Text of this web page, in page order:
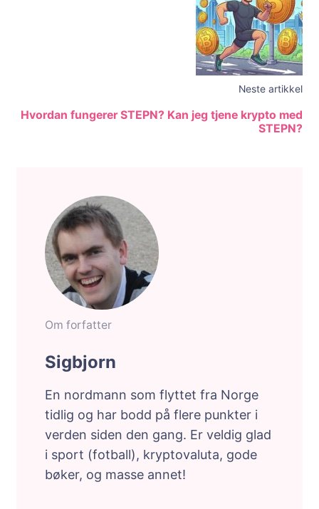
Neste artikkel
Hvordan fungerer STEPN? Kan jeg tjene krypto med
STEPN?
Om forfatter
Sigbjorn
En nordmann som flyttet fra Norge
tidlig og har bodd på flere punkter i
verden siden den gang. Er veldig glad
i sport (fotball), kryptovaluta, gode
bøker, og masse annet!